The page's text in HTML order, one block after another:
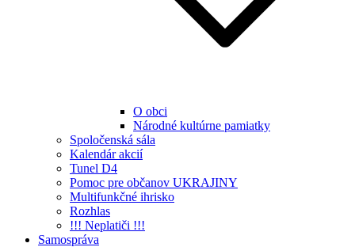
O obci
Národné kultúrne pamiatky
Spoločenská sála
Kalendár akcií
Tunel D4
Pomoc pre občanov UKRAJINY
Multifunkčné ihrisko
Rozhlas
!!! Neplatiči !!!
Samospráva